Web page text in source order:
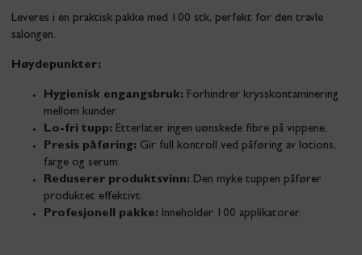
Leveres i en praktisk pakke med 100 stk, perfekt for den travle
salongen.
Høydepunkter:
Hygienisk engangsbruk: Forhindrer krysskontaminering
mellom kunder.
Lo-fri tupp: Etterlater ingen uønskede fibre på vippene.
Presis påføring: Gir full kontroll ved påføring av lotions,
farge og serum.
Reduserer produktsvinn: Den myke tuppen påfører
produktet effektivt.
Profesjonell pakke: Inneholder 100 applikatorer.